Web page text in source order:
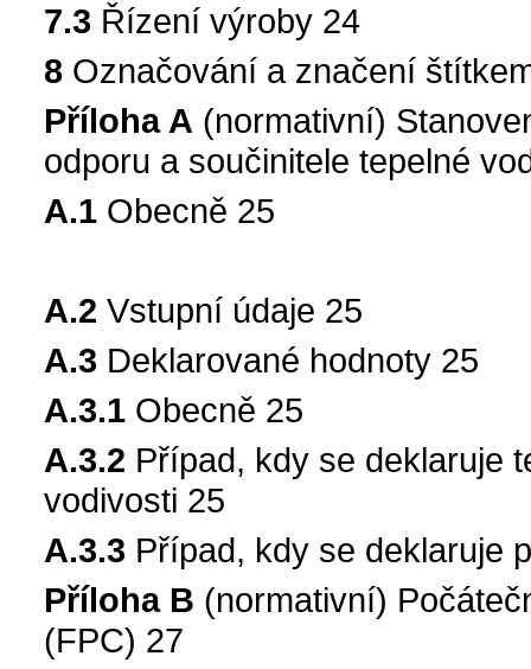
7.3 Řízení výroby 24
8 Označování a značení
Příloha A (normativní)
odporu a součinitele tepelné
A.1 Obecně 25
A.2 Vstupní údaje 25
A.3 Deklarované hodnoty 25
A.3.1 Obecně 25
A.3.2 Případ, kdy se deklaruje
vodivosti 25
A.3.3 Případ, kdy se deklaruje
Příloha B (normativní)
(FPC) 27